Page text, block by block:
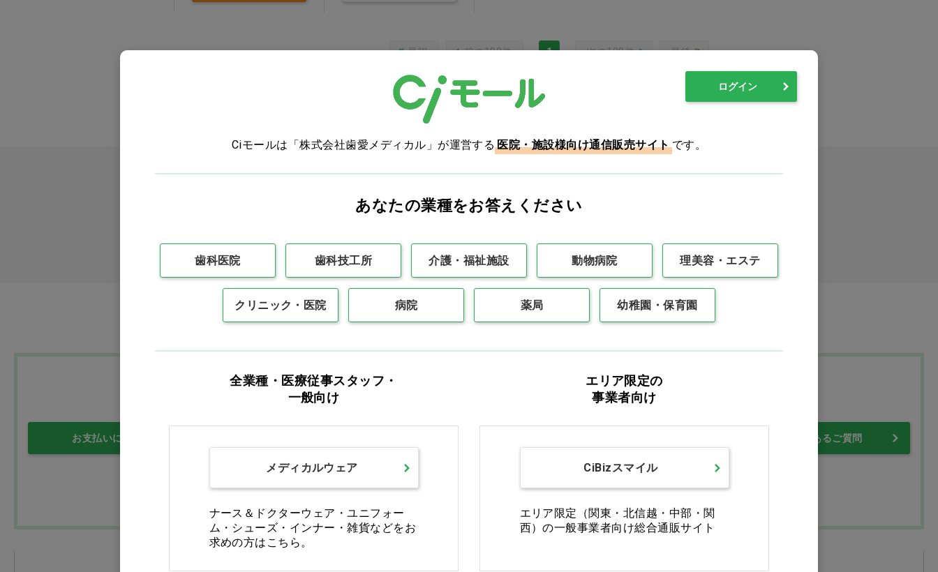
最初 前の100件 1 次の100件 最後
Ciモール ウェブ通販のご利用ガイド・ヘルプ
お支払いについて よくあるご質問
ログイン
Ciモールは「株式会社歯愛メディカル」が運営する医院・施設様向け通信販売サイトです。
あなたの業種をお答えください
歯科医院 歯科技工所 介護・福祉施設 動物病院 理美容・エステ
クリニック・医院 病院 薬局 幼稚園・保育園
全業種・医療従事スタッフ・
一般向け
メディカルウェア
ナース＆ドクターウェア・ユニフォー
ム・シューズ・インナー・雑貨などをお
求めの方はこちら。
エリア限定の
事業者向け
CiBizスマイル
エリア限定（関東・北信越・中部・関
西）の一般事業者向け総合通販サイト